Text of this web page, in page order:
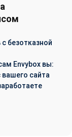
безотказной
Envybox вы:
вашего сайта